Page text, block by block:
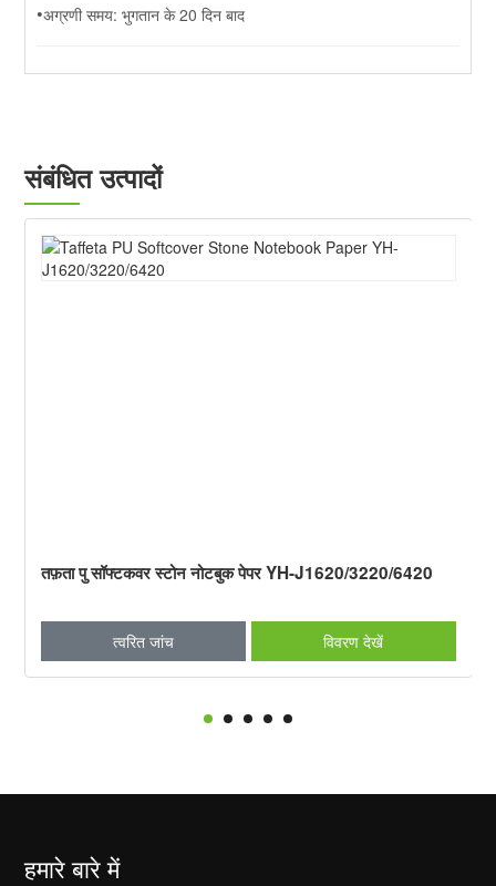
•अग्रणी समय: भुगतान के 20 दिन बाद
संबंधित उत्पादों
तफ़ता पु सॉफ्टकवर स्टोन नोटबुक पेपर YH-J1620/3220/6420
त्वरित जांच विवरण देखें
हमारे बारे में